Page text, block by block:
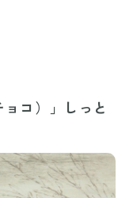
コ）」しっと